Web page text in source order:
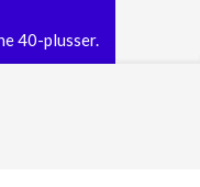
40-plusser.